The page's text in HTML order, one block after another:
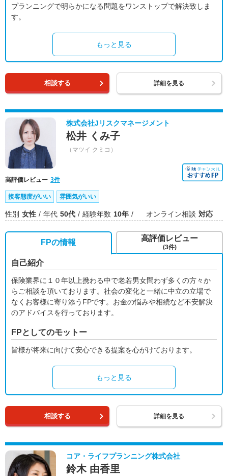
プランニングで明らかになる問題をワンストップで解決致しま
す。
もっと見る
相談する 詳細を見る
株式会社Jリスクマネージメント
松井 くみ子
（マツイ クミコ）
高評価レビュー 3件
接客態度がいい 雰囲気がいい
性別 女性 年代 50代 経験年数 10年 オンライン相談 対応
FPの情報
自己紹介
保険業界に１０年以上携わる中で老若男女問わず多くの方々か
らご相談を頂いております。社会の変化と一緒に中立の立場で
なくお客様に寄り添うFPです。お金の悩みや相続など不安解決
のアドバイスを行っております。
FPとしてのモットー
皆様が将来に向けて安心できる提案を心がけております。
もっと見る
高評価レビュー
(3件)
相談する 詳細を見る
コア・ライフプランニング株式会社
鈴木 由香里